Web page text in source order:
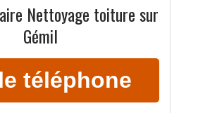
Nettoyage toiture sur
Gémil